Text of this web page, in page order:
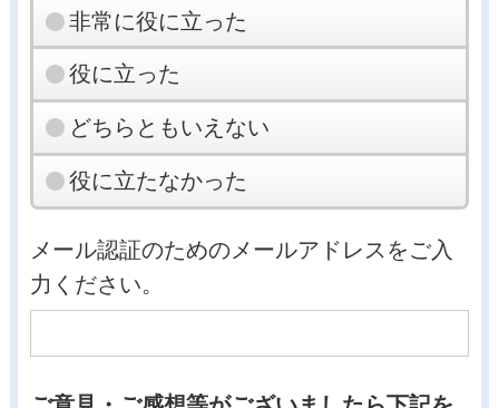
非常に役に立った
役に立った
どちらともいえない
役に立たなかった
メール認証のためのメールアドレスをご入
力ください。